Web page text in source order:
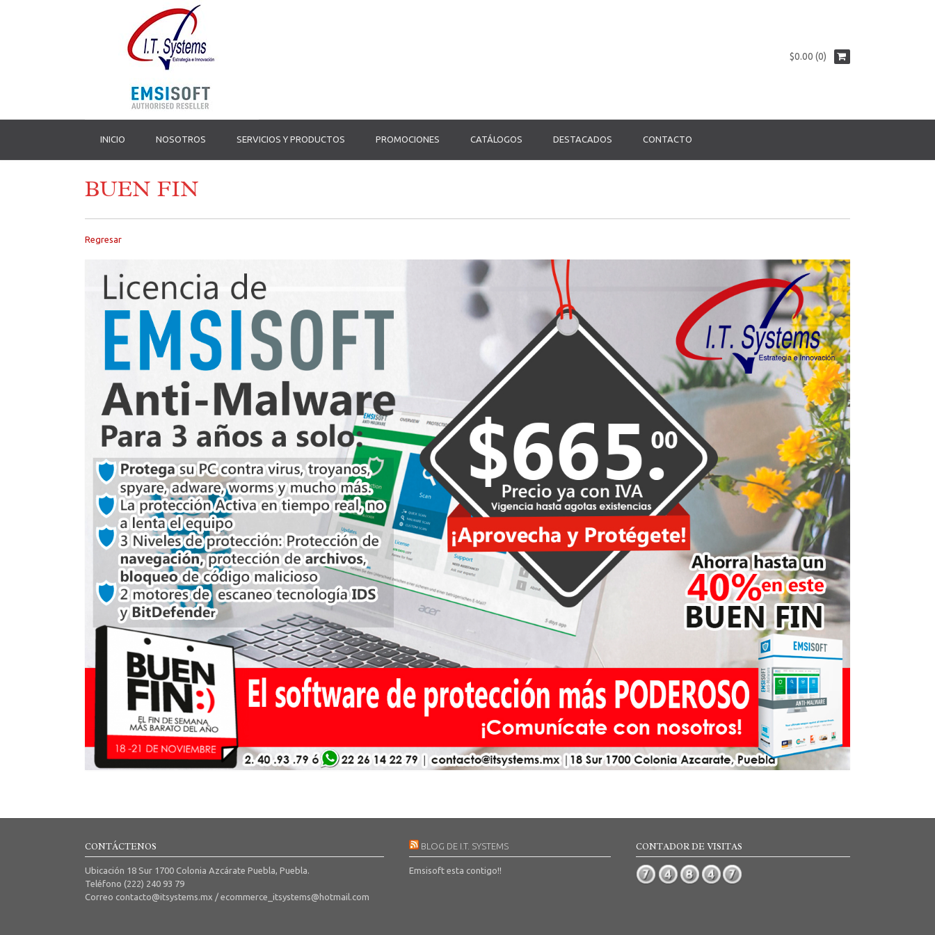
$0.00 (0)
INICIO NOSOTROS SERVICIOS Y PRODUCTOS PROMOCIONES CATÁLOGOS DESTACADOS CONTACTO
BUEN FIN
Regresar
CONTÁCTENOS
Ubicación 18 Sur 1700 Colonia Azcárate Puebla, Puebla.
Teléfono (222) 240 93 79
Correo contacto@itsystems.mx / ecommerce_itsystems@hotmail.com
BLOG DE I.T. SYSTEMS
Emsisoft esta contigo!!
CONTADOR DE VISITAS